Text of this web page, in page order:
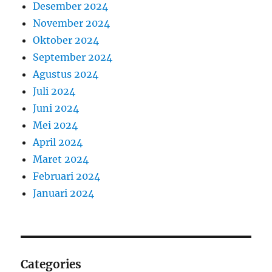
Desember 2024
November 2024
Oktober 2024
September 2024
Agustus 2024
Juli 2024
Juni 2024
Mei 2024
April 2024
Maret 2024
Februari 2024
Januari 2024
Categories